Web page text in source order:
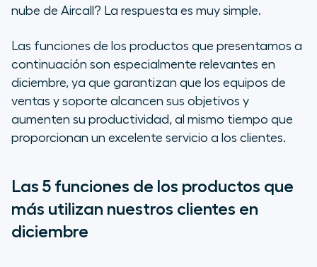
nube de Aircall? La respuesta es muy simple.
Las funciones de los productos que presentamos a
continuación son especialmente relevantes en
diciembre, ya que garantizan que los equipos de
ventas y soporte alcancen sus objetivos y
aumenten su productividad, al mismo tiempo que
proporcionan un excelente servicio a los clientes.
Las 5 funciones de los productos que
más utilizan nuestros clientes en
diciembre